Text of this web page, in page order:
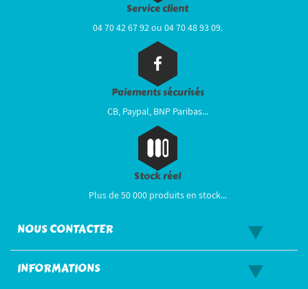
Service client
04 70 42 67 92 ou 04 70 48 93 09.
Paiements sécurisés
CB, Paypal, BNP Paribas...
Stock réel
Plus de 50 000 produits en stock...
NOUS CONTACTER
INFORMATIONS